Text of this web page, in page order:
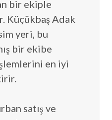
bir ekiple
Küçükbaş Adak
yeri, bu
bir ekibe
en iyi
satış ve